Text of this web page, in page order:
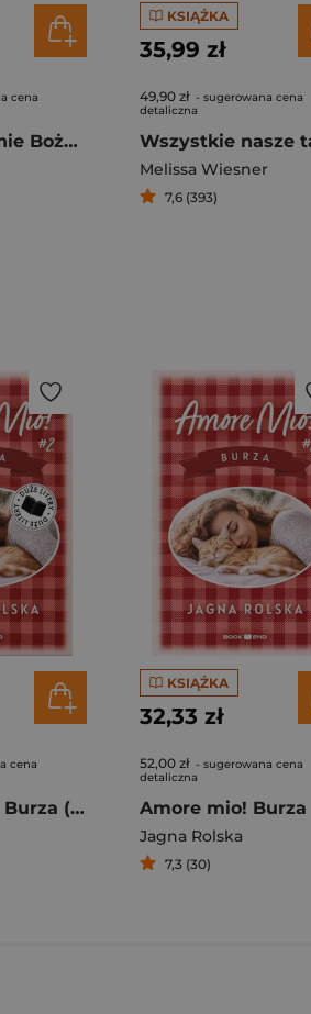
cena
Czwarte sikanie Bożenki Kowalskiej
KSIĄŻKA
35,99 zł
49,90 zł - sugerowana cena
detaliczna
Melissa Wiesner
7,6 (393)
cena
Amore mio! 2 Burza (Duże litery)
KSIĄŻKA
32,33 zł
52,00 zł - sugerowana cena
detaliczna
Amore mio! Burza
Jagna Rolska
7,3 (30)